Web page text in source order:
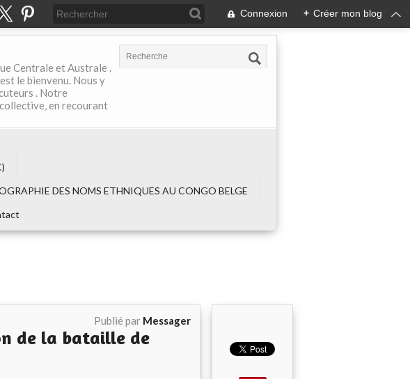
Connexion + Créer mon blog
Centrale et Australe .
le bienvenu. Nous y
. Notre
en recourant
DES NOMS ETHNIQUES AU CONGO BELGE
Publié par Messager
de la bataille de